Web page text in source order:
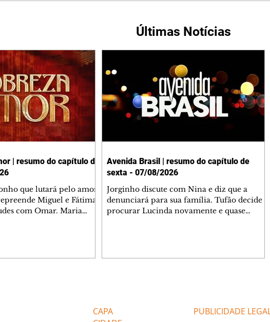
Últimas Notícias
| resumo do capítulo de
que lutará pelo amor
Miguel e Fátima
com Omar. Maria
Avenida Brasil | resumo do capítulo de
sexta - 07/08/2026
Jorginho discute com Nina e diz que a
denunciará para sua família. Tufão decide
procurar Lucinda novamente e quase
Max estavam envolvidos na tentativa de
assalto à
CAPA
PUBLICIDADE